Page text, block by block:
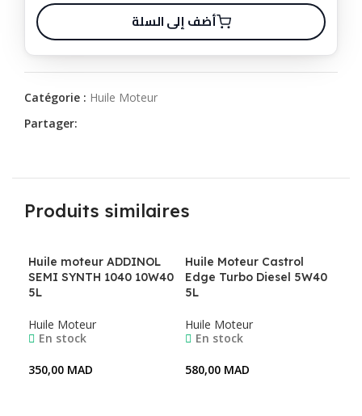
أضف إلى السلة
Catégorie : Huile Moteur
Partager:
Produits similaires
Huile moteur ADDINOL
SEMI SYNTH 1040 10W40
5L
Huile Moteur
En stock
350,00 MAD
Huile Moteur Castrol
Edge Turbo Diesel 5W40
5L
Huile Moteur
En stock
580,00 MAD